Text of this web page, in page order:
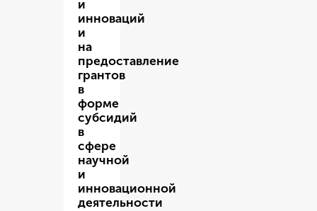
и
инноваций
и
на
предоставление
грантов
в
форме
субсидий
в
сфере
научной
и
инновационной
деятельности